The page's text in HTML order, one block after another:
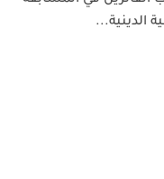
الدينية...